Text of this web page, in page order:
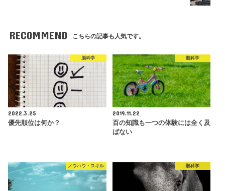
RECOMMEND こちらの記事も人気です。
脳科学
2022.3.25
優先順位は何か？
脳科学
2019.11.22
百の知識も一つの体験には全く及
ばない
ノウハウ・スキル 脳科学